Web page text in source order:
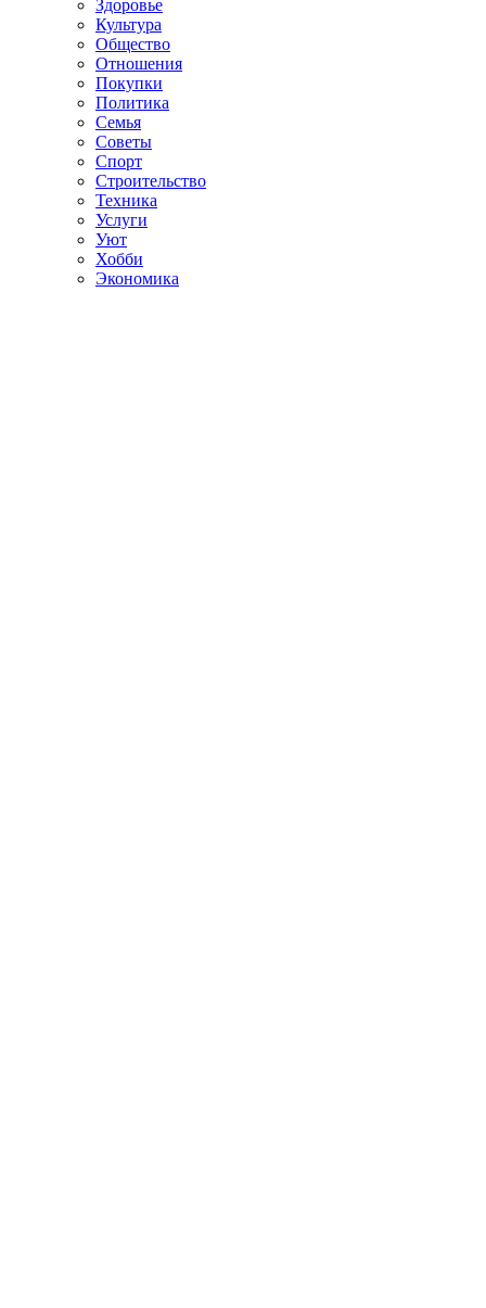
Здоровье
Культура
Общество
Отношения
Покупки
Политика
Семья
Советы
Спорт
Строительство
Техника
Услуги
Уют
Хобби
Экономика